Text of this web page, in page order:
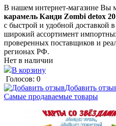
В нашем интернет-магазине Вы
карамель Канди Zombi detox
с быстрой и удобной доставкой
широкий ассортимент
проверенных поставщиков и
регионах РФ.
Нет в наличии
В корзину
Голосов: 0
Добавить
Самые продаваемые товары